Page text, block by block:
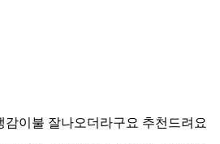
감이불 잘나오더라구요 추천드려요